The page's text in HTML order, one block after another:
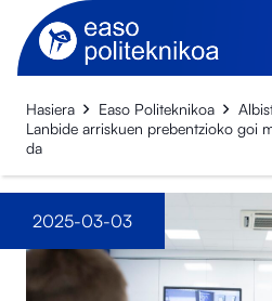
Hasiera Easo Politeknikoa
Lanbide arriskuen prebentzioko goi
da
2025-03-03